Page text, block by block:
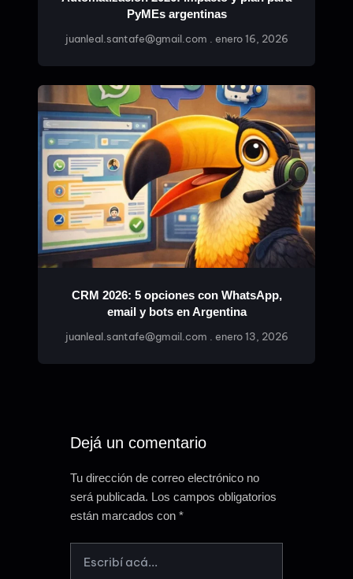
PyMEs argentinas
juanleal.santafe@gmail.com enero 16, 2026
CRM 2026: 5 opciones con WhatsApp,
email y bots en Argentina
juanleal.santafe@gmail.com enero 13, 2026
Dejá un comentario
Tu dirección de correo electrónico no
será publicada. Los campos obligatorios
están marcados con *
ACÁ...